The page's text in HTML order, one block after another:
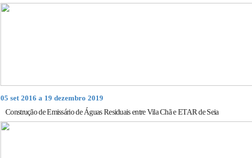
05 set 2016 a 19 dezembro 2019
Construção de Emissário de Águas Residuais entre Vila Chã e ETAR de Seia